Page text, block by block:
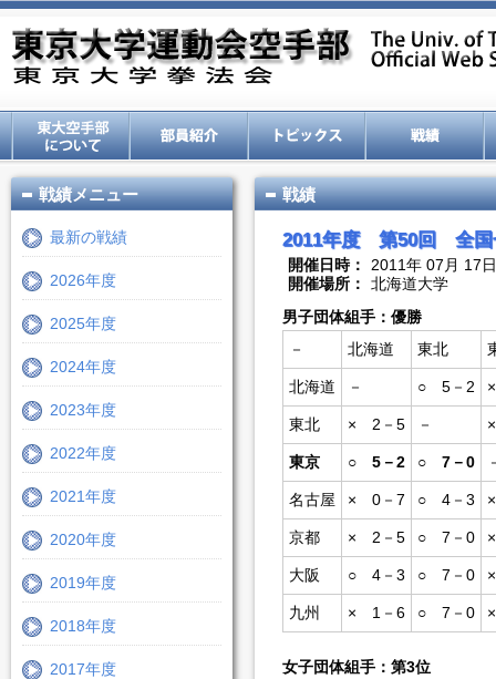
戦績メニュー
最新の戦績
2026年度
2025年度
2024年度
2023年度
2022年度
2021年度
2020年度
2019年度
2018年度
2017年度
戦績
2011年度 第50回 全国
開催日時：
2011年 07月 17日
開催場所：
北海道大学
男子団体組手：優勝
－
北海道 東北
北海道 － ○ 5－2
東北 × 2－5 －
東京 ○ 5－2 ○ 7－0
名古屋 × 0－7 ○ 4－3
京都 × 2－5 ○ 7－0
大阪 ○ 4－3 ○ 7－0
九州 × 1－6 ○ 7－0
女子団体組手：第3位